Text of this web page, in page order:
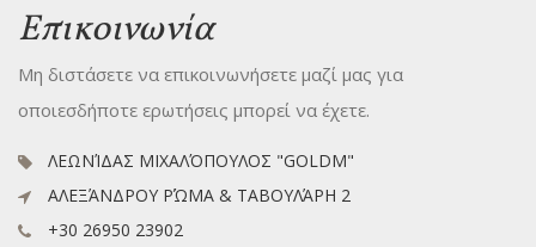
Επικοινωνία
Μη διστάσετε να επικοινωνήσετε μαζί μας για
οποιεσδήποτε ερωτήσεις μπορεί να έχετε.
ΛΕΩΝΊΔΑΣ ΜΙΧΑΛΌΠΟΥΛΟΣ "GOLDM"
ΑΛΕΞΆΝΔΡΟΥ ΡΏΜΑ & ΤΑΒΟΥΛΆΡΗ 2
+30 26950 23902